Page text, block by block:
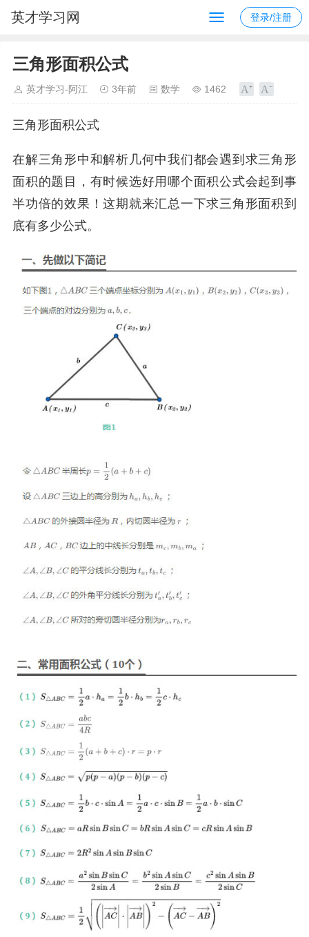
英才学习网 登录/注册
三角形面积公式
英才学习-阿江 3年前 数学 1462
三角形面积公式
在解三角形中和解析几何中我们都会遇到求三角形
面积的题目，有时候选好用哪个面积公式会起到事
半功倍的效果！这期就来汇总一下求三角形面积到
底有多少公式。